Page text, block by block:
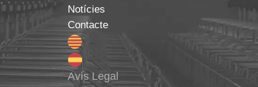
Notícies
Contacte
Avís Legal